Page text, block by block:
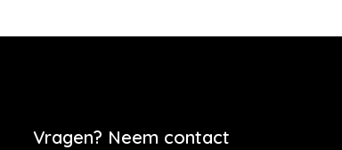
Vragen? Neem contact